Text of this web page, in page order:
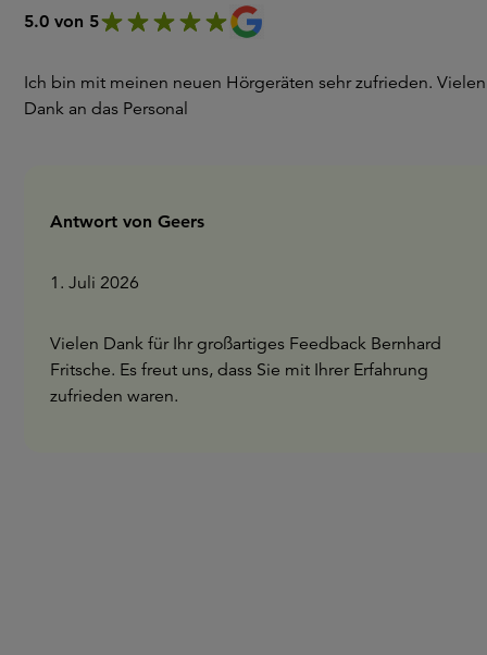
5.0 von 5
Ich bin mit meinen neuen Hörgeräten sehr zufrieden. Vielen
Dank an das Personal
Antwort von Geers
1. Juli 2026
Vielen Dank für Ihr großartiges Feedback Bernhard
Fritsche. Es freut uns, dass Sie mit Ihrer Erfahrung
zufrieden waren.